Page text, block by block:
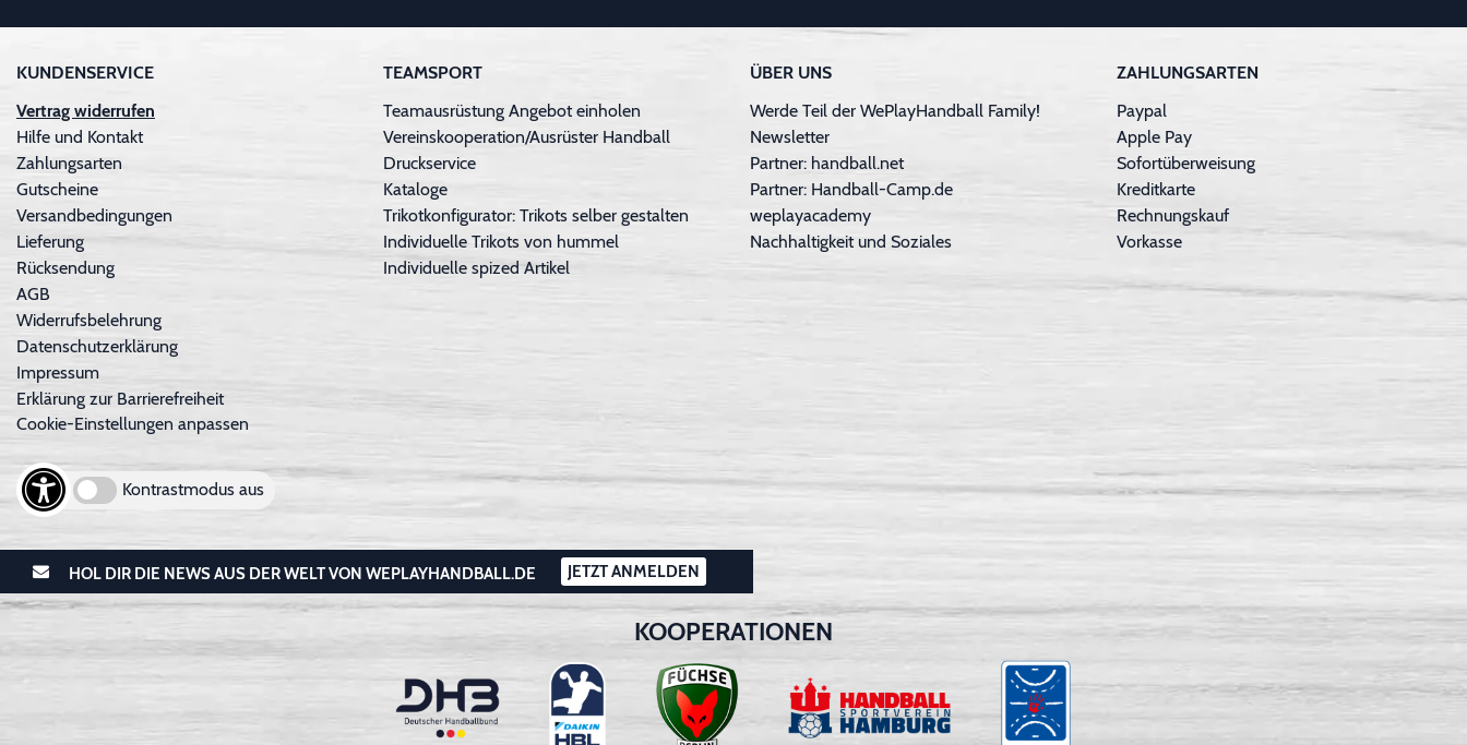
KUNDENSERVICE
Vertrag widerrufen
Hilfe und Kontakt
Zahlungsarten
Gutscheine
Versandbedingungen
Lieferung
Rücksendung
AGB
Widerrufsbelehrung
Datenschutzerklärung
Impressum
Erklärung zur Barrierefreiheit
Cookie-Einstellungen anpassen
Kontrastmodus aus
TEAMSPORT
Teamausrüstung Angebot einholen
Vereinskooperation/Ausrüster Handball
Druckservice
Kataloge
Trikotkonfigurator: Trikots selber gestalten
Individuelle Trikots von hummel
Individuelle spized Artikel
ÜBER UNS
Werde Teil der WePlayHandball Family!
Newsletter
Partner: handball.net
Partner: Handball-Camp.de
weplayacademy
Nachhaltigkeit und Soziales
ZAHLUNGSARTEN
Paypal
Apple Pay
Sofortüberweisung
Kreditkarte
Rechnungskauf
Vorkasse
HOL DIR DIE NEWS AUS DER WELT VON WEPLAYHANDBALL.DE JETZT ANMELDEN
KOOPERATIONEN